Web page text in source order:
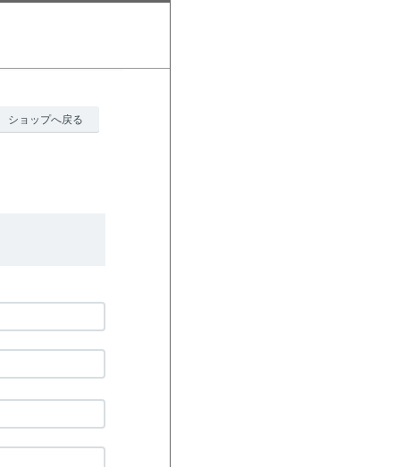
ショップへ戻る